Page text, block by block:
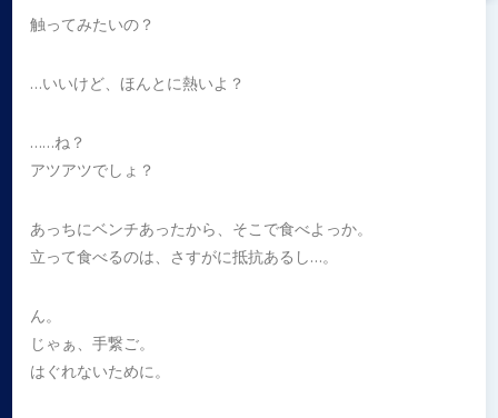
触ってみたいの？
…いいけど、ほんとに熱いよ？
……ね？
アツアツでしょ？
あっちにベンチあったから、そこで食べよっか。
立って食べるのは、さすがに抵抗あるし…。
ん。
じゃぁ、手繋ご。
はぐれないために。